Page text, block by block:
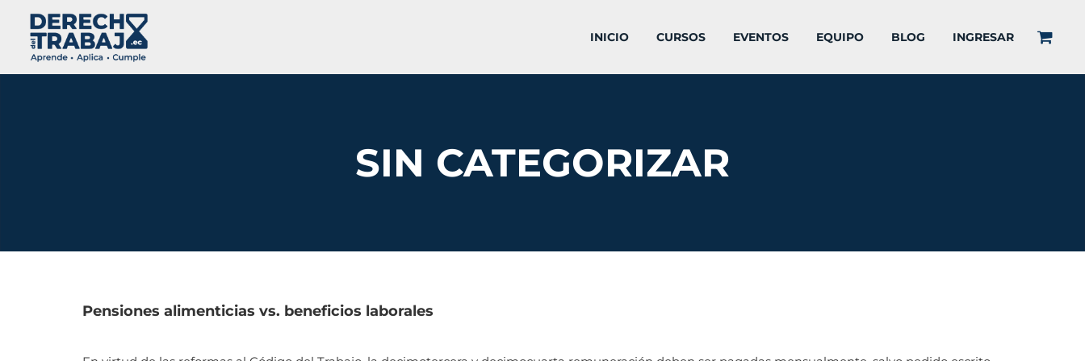
INICIO CURSOS EVENTOS EQUIPO BLOG INGRESAR
SIN CATEGORIZAR
Pensiones alimenticias vs. beneficios laborales